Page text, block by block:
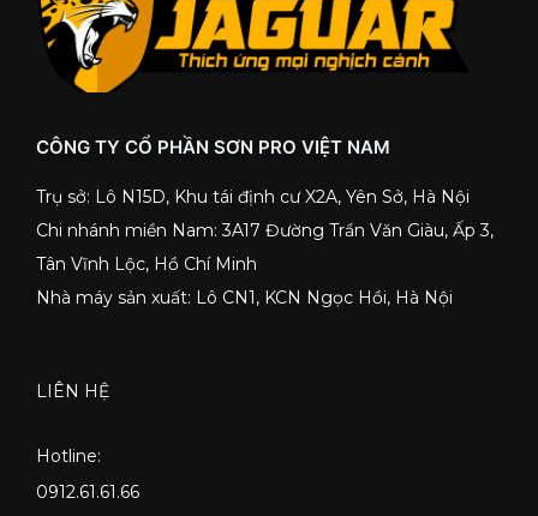
CÔNG TY CỔ PHẦN SƠN PRO VIỆT NAM
Trụ sở: Lô N15D, Khu tái định cư X2A, Yên Sở, Hà Nội
Chi nhánh miền Nam: 3A17 Đường Trần Văn Giàu, Ấp 3,
Tân Vĩnh Lộc, Hồ Chí Minh
Nhà máy sản xuất: Lô CN1, KCN Ngọc Hồi, Hà Nội
LIÊN HỆ
Hotline:
0912.61.61.66